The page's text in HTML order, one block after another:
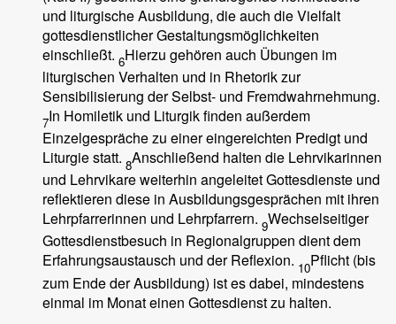
und liturgische Ausbildung, die auch die Vielfalt
gottesdienstlicher Gestaltungsmöglichkeiten
einschließt. 6Hierzu gehören auch Übungen im
liturgischen Verhalten und in Rhetorik zur
Sensibilisierung der Selbst- und Fremdwahrnehmung.
7In Homiletik und Liturgik finden außerdem
Einzelgespräche zu einer eingereichten Predigt und
Liturgie statt. 8Anschließend halten die Lehrvikarinnen
und Lehrvikare weiterhin angeleitet Gottesdienste und
reflektieren diese in Ausbildungsgesprächen mit ihren
Lehrpfarrerinnen und Lehrpfarrern. 9Wechselseitiger
Gottesdienstbesuch in Regionalgruppen dient dem
Erfahrungsaustausch und der Reflexion. 10Pflicht (bis
zum Ende der Ausbildung) ist es dabei, mindestens
einmal im Monat einen Gottesdienst zu halten.